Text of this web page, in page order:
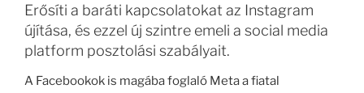
Erősíti a baráti kapcsolatokat az Instagram
újítása, és ezzel új szintre emeli a social media
platform posztolási szabályait.
A Facebookok is magába foglaló Meta a fiatal